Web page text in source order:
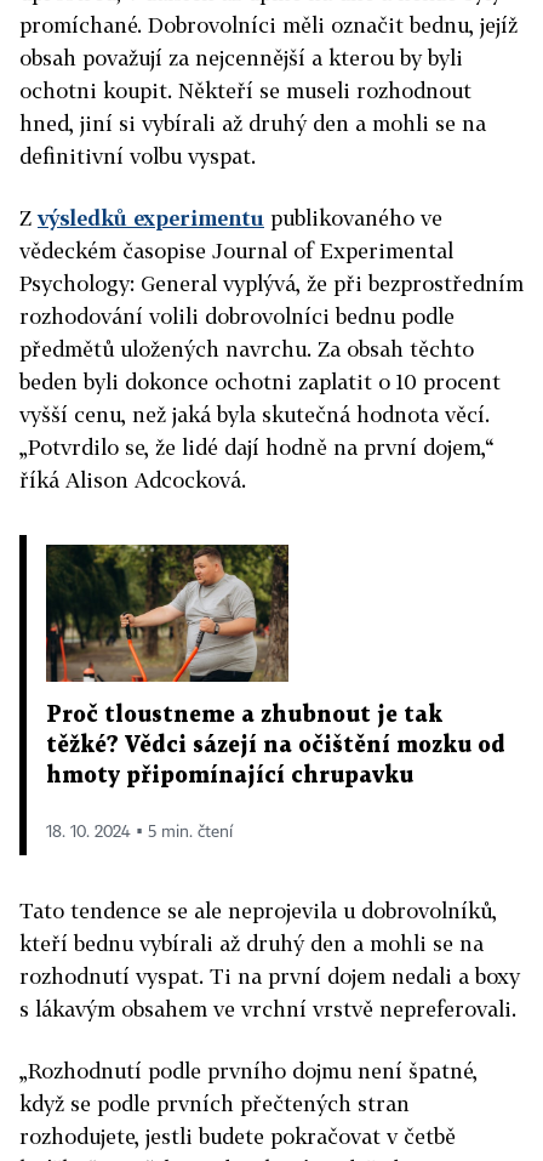
promíchané. Dobrovolníci měli označit bednu, jejíž
obsah považují za nejcennější a kterou by byli
ochotni koupit. Někteří se museli rozhodnout
hned, jiní si vybírali až druhý den a mohli se na
definitivní volbu vyspat.
Zvýsledků experimentu publikovaného ve
vědeckém časopise Journal of Experimental
Psychology: General vyplývá, že při bezprostředním
rozhodování volili dobrovolníci bednu podle
předmětů uložených navrchu. Za obsah těchto
beden byli dokonce ochotni zaplatit o 10 procent
vyšší cenu, než jaká byla skutečná hodnota věcí.
„Potvrdilo se, že lidé dají hodně na první dojem,“
říká Alison Adcocková.
Proč tloustneme a zhubnout je tak
těžké? Vědci sázejí na očištění mozku od
hmoty připomínající chrupavku
18. 10. 2024 ▪ 5 min. čtení
Tato tendence se ale neprojevila u dobrovolníků,
kteří bednu vybírali až druhý den a mohli se na
rozhodnutí vyspat. Ti na první dojem nedali a boxy
s lákavým obsahem ve vrchní vrstvě nepreferovali.
„Rozhodnutí podle prvního dojmu není špatné,
když se podle prvních přečtených stran
rozhodujete, jestli budete pokračovat v četbě